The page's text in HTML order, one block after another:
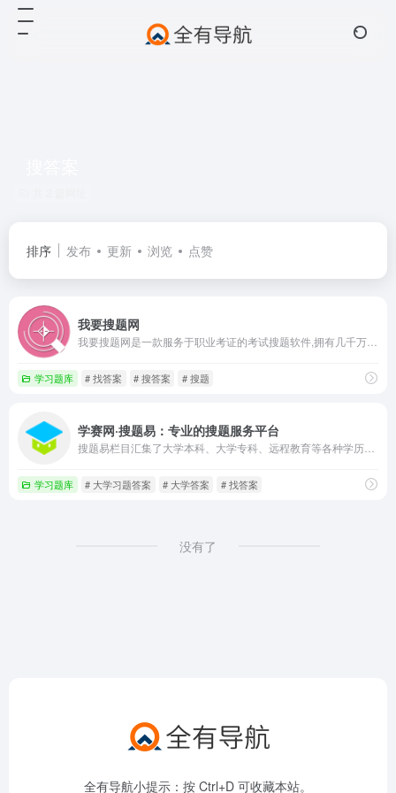
排序 发布 更新 浏览 点赞
我要搜题网
学习题库 # 找答案 # 搜答案 # 搜题
学赛网·搜题易：专业的搜题服务平台
学习题库 # 大学习题答案 # 大学答案 # 找答案
没有了
全有导航小提示：按 Ctrl+D 可收藏本站。